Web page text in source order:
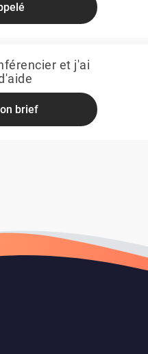
et j'ai
brief